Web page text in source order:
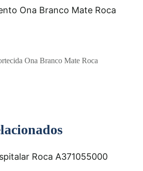
Ona Branco Mate Roca